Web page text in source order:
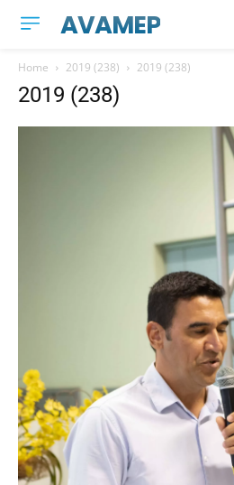
AVAMEP
Home 2019 (238) 2019 (238)
2019 (238)